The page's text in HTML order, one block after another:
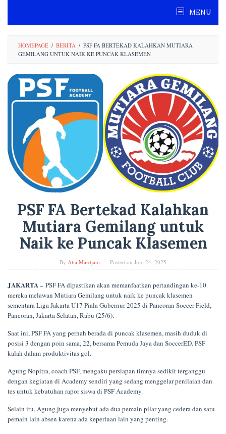
content
MENU
HOMEPAGE / BERITA / PSF FA BERTEKAD KALAHKAN MUTIARA
GEMILANG UNTUK NAIK KE PUNCAK KLASEMEN
PSF FA Bertekad Kalahkan
Mutiara Gemilang untuk
Naik ke Puncak Klasemen
By Aba Mardjani Posted on Juni 24, 2025
JAKARTA – PSF FA dipastikan akan memanfaatkan pertandingan ke-10
mereka melawan Mutiara Gemilang untuk naik ke puncak klasemen
sementara Liga Jakarta U17 Piala Gubernur 2025 di Pancoran Soccer Field,
Pancoran, Jakarta Selatan, Rabu (25/6).
Saat ini, PSF FA yang pernah berada di puncak klasemen, masih duduk di
posisi 3 dengan poin sama, 22, bersama Pemuda Jaya dan SoccerED. PSF
kalah dalam produktivitas gol.
Agung Nopitra, coach PSF, mengaku persiapan timnya sedikit terganggu
dengan kegiatan di Academy sendiri yang sedang menggelar penilaian dan
tes untuk kebutuhan rapor siswa di PSF Academy.
Selain itu, Agung juga menyebut ada dua pemain pilar yang cedera dan satu
pemain lain absen karena ada keperluan lain yang penting.